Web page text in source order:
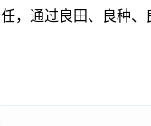
通过良田、良种、